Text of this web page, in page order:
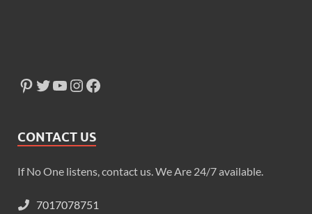
CONTACT US
If No One listens, contact us. We Are 24/7 available.
7017078751